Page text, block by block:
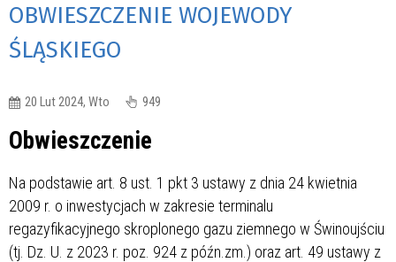
OBWIESZCZENIE WOJEWODY
ŚLĄSKIEGO
20 Lut 2024, Wto 949
Obwieszczenie
Na podstawie art. 8 ust. 1 pkt 3 ustawy z dnia 24 kwietnia
2009 r. o inwestycjach w zakresie terminalu
regazyfikacyjnego skroplonego gazu ziemnego w Świnoujściu
(tj. Dz. U. z 2023 r. poz. 924 z późn.zm.) oraz art. 49 ustawy z